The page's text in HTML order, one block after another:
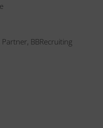
BBRecruiting